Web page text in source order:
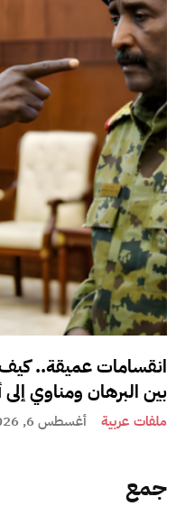
انقسامات عميقة.. كيف
بين البرهان ومناوي
ملفات عربية أغسطس 6, 2026
جمع